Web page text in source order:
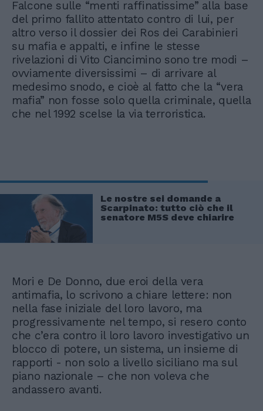
Falcone sulle “menti raffinatissime” alla base
del primo fallito attentato contro di lui, per
altro verso il dossier dei Ros dei Carabinieri
su mafia e appalti, e infine le stesse
rivelazioni di Vito Ciancimino sono tre modi –
ovviamente diversissimi – di arrivare al
medesimo snodo, e cioè al fatto che la “vera
mafia” non fosse solo quella criminale, quella
che nel 1992 scelse la via terroristica.
Le nostre sei domande a
Scarpinato: tutto ciò che il
senatore M5S deve chiarire
Mori e De Donno, due eroi della vera
antimafia, lo scrivono a chiare lettere: non
nella fase iniziale del loro lavoro, ma
progressivamente nel tempo, si resero conto
che c’era contro il loro lavoro investigativo un
blocco di potere, un sistema, un insieme di
rapporti - non solo a livello siciliano ma sul
piano nazionale – che non voleva che
andassero avanti.